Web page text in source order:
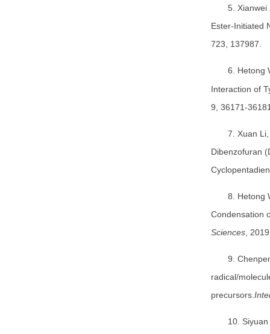
5. Xianwei
Ester-Initiated
723, 137987.
6. Hetong
Interaction of
9, 36171-
7. Xuan
Dibenzofuran
8. Hetong
Condensation
Sciences ,
9.
radical/
precursors.
10.